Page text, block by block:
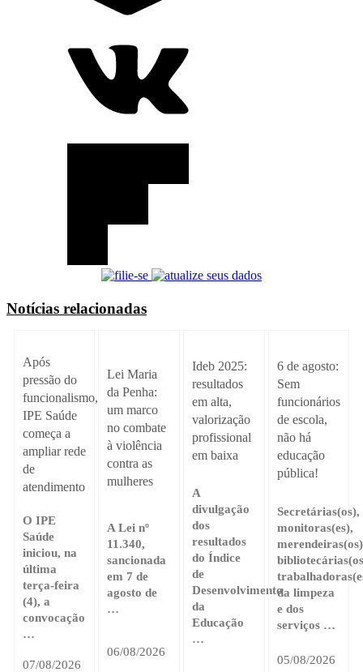
Notícias relacionadas
Após
pressão do
funcionalismo,
IPE Saúde
começa a
ampliar rede
de
atendimento
O IPE
Saúde
iniciou, na
última
terça-feira
(4), a
convocação
…
07/08/2026
Lei Maria
da Penha:
um marco
no combate
à violência
contra as
mulheres
A Lei nº
11.340,
sancionada
em 7 de
agosto de
…
06/08/2026
Ideb 2025:
resultados
em alta,
valorização
profissional
em baixa
A
divulgação
dos
resultados
do Índice
de
Desenvolvimento
da
Educação
…
6 de agosto:
Sem
funcionários
de escola,
não há
educação
pública!
Secretárias(os),
monitoras(es),
da limpeza
e dos
serviços …
05/08/2026